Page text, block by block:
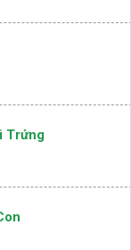
Trứng